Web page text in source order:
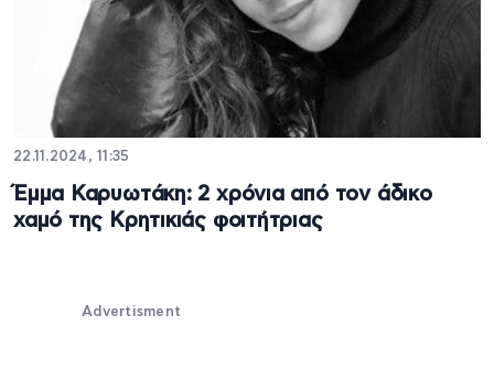
22.11.2024, 11:35
Έμμα Καρυωτάκη: 2 χρόνια από τον άδικο
χαμό της Κρητικιάς φοιτήτριας
Advertisment